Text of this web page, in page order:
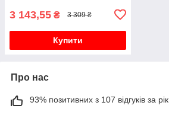
3 143,55 ₴ 3 309 ₴
Купити
Про нас
93% позитивних з 107 відгуків за рік